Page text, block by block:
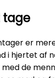
tage
er
i hjertet af
de